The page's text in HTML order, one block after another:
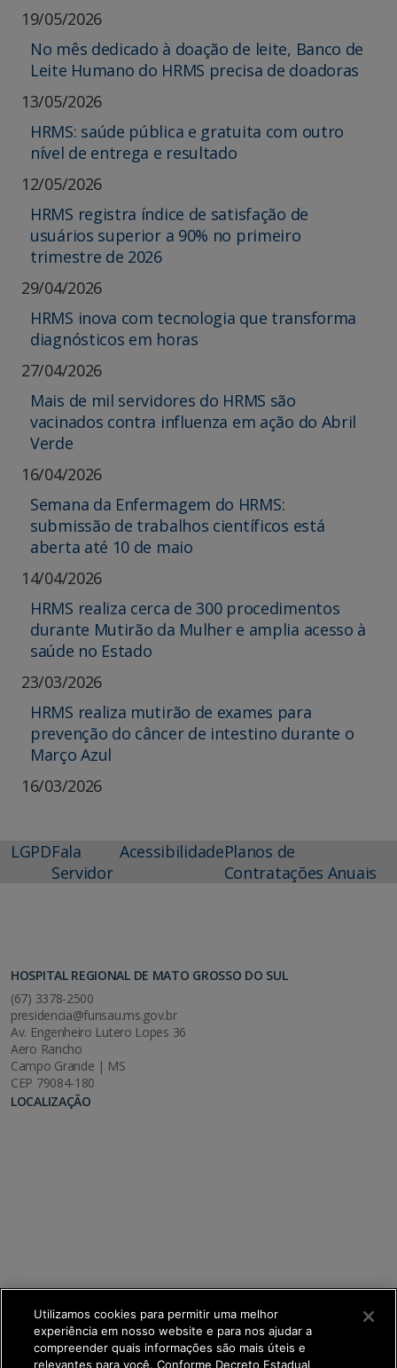
19/05/2026
No mês dedicado à doação de leite, Banco de
Leite Humano do HRMS precisa de doadoras
13/05/2026
HRMS: saúde pública e gratuita com outro
nível de entrega e resultado
12/05/2026
HRMS registra índice de satisfação de
usuários superior a 90% no primeiro
trimestre de 2026
29/04/2026
HRMS inova com tecnologia que transforma
diagnósticos em horas
27/04/2026
Mais de mil servidores do HRMS são
vacinados contra influenza em ação do Abril
Verde
16/04/2026
Semana da Enfermagem do HRMS:
submissão de trabalhos científicos está
aberta até 10 de maio
14/04/2026
HRMS realiza cerca de 300 procedimentos
durante Mutirão da Mulher e amplia acesso à
saúde no Estado
23/03/2026
HRMS realiza mutirão de exames para
prevenção do câncer de intestino durante o
Março Azul
16/03/2026
LGPDFala
Servidor
AcessibilidadePlanos de
Contratações Anuais
HOSPITAL REGIONAL DE MATO GROSSO DO SUL
(67) 3378-2500
presidencia@funsau.ms.gov.br
Av. Engenheiro Lutero Lopes 36
Aero Rancho
Campo Grande | MS
CEP 79084-180
LOCALIZAÇÃO
Utilizamos cookies para permitir uma melhor
experiência em nosso website e para nos ajudar a
compreender quais informações são mais úteis e
relevantes para você. Conforme Decreto Estadual